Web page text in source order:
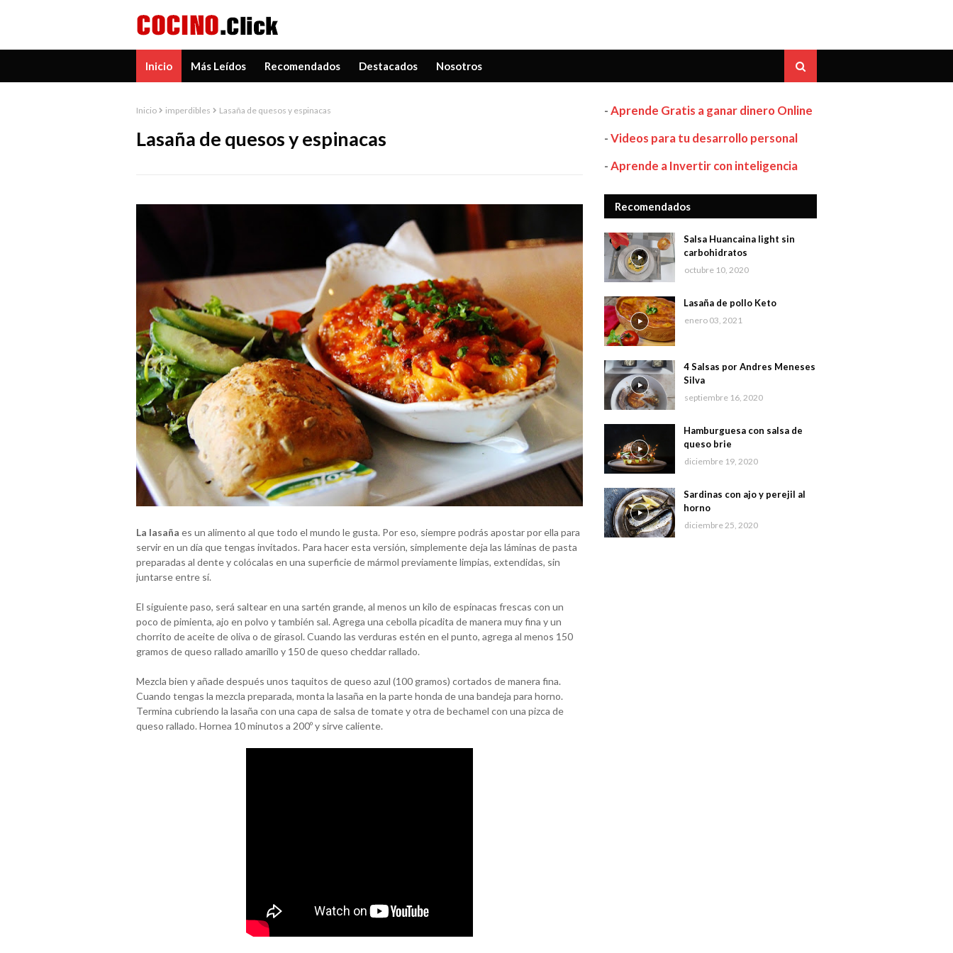
Inicio Más Leídos Recomendados Destacados Nosotros
Inicio imperdibles Lasaña de quesos y espinacas
Lasaña de quesos y espinacas
La lasaña es un alimento al que todo el mundo le gusta. Por eso, siempre podrás apostar por ella para
servir en un día que tengas invitados. Para hacer esta versión, simplemente deja las láminas de pasta
preparadas al dente y colócalas en una superficie de mármol previamente limpias, extendidas, sin
juntarse entre sí.
El siguiente paso, será saltear en una sartén grande, al menos un kilo de espinacas frescas con un
poco de pimienta, ajo en polvo y también sal. Agrega una cebolla picadita de manera muy fina y un
chorrito de aceite de oliva o de girasol. Cuando las verduras estén en el punto, agrega al menos 150
gramos de queso rallado amarillo y 150 de queso cheddar rallado.
Mezcla bien y añade después unos taquitos de queso azul (100 gramos) cortados de manera fina.
Cuando tengas la mezcla preparada, monta la lasaña en la parte honda de una bandeja para horno.
Termina cubriendo la lasaña con una capa de salsa de tomate y otra de bechamel con una pizca de
queso rallado. Hornea 10 minutos a 200º y sirve caliente.
-Aprende Gratis a ganar dinero Online
-Videos para tu desarrollo personal
-Aprende a Invertir con inteligencia
Recomendados
Salsa Huancaina light sin
carbohidratos
octubre 10, 2020
Lasaña de pollo Keto
enero 03, 2021
4 Salsas por Andres Meneses
Silva
septiembre 16, 2020
Hamburguesa con salsa de
queso brie
diciembre 19, 2020
Sardinas con ajo y perejil al
horno
diciembre 25, 2020